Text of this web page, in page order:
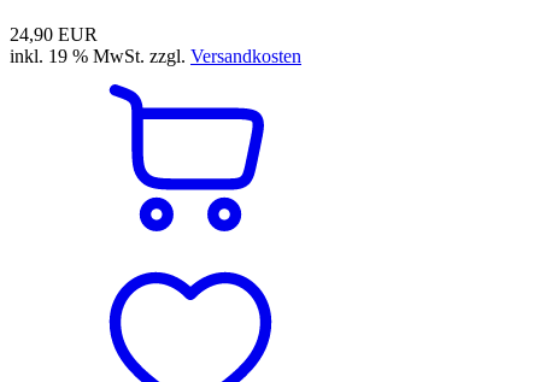
24,90 EUR
inkl. 19 % MwSt. zzgl. Versandkosten